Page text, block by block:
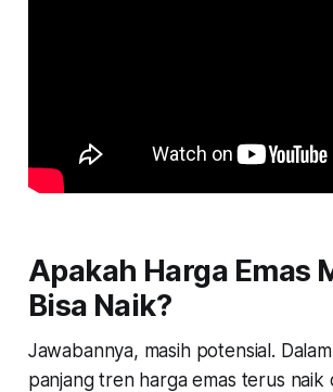
Apakah Harga Emas
Bisa Naik?
Jawabannya, masih potensial.
panjang tren harga emas terus naik